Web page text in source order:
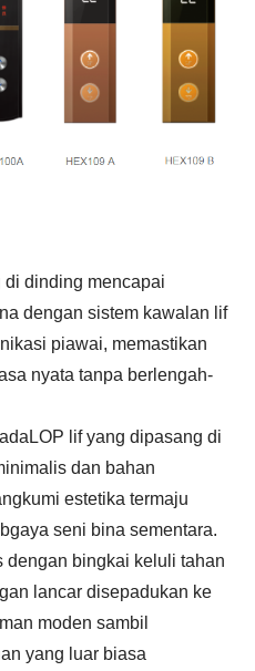
di dinding mencapai
dengan sistem kawalan lif
piawai, memastikan
nyata tanpa berlengah-
LOP lif yang dipasang di
dan bahan
estetika termaju
gaya seni bina sementara.
dengan bingkai keluli tahan
lancar disepadukan ke
moden sambil
yang luar biasa